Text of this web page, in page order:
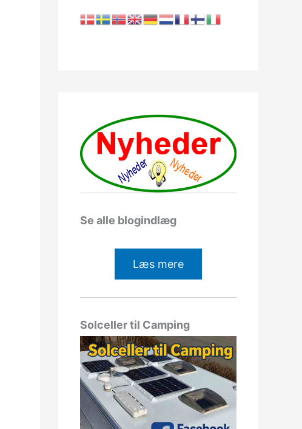
Se alle blogindlæg
Læs mere
Solceller til Camping